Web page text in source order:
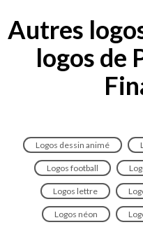
Autres
logos de
Logos dessin animé
Logos football
Logos lettre
Logos néon